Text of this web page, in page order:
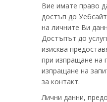
Вие имате право
достъп до
на личните Ви
Достъпът до
изисква
при изпращане на
изпращане на
за контакт.
Лични данни,